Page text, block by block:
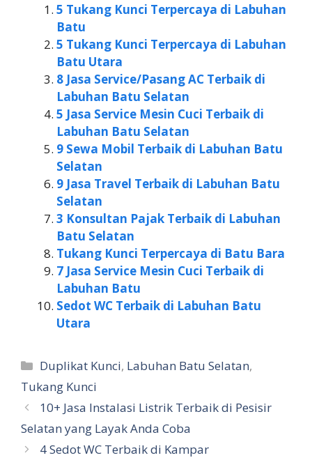
5 Tukang Kunci Terpercaya di Labuhan
Batu
5 Tukang Kunci Terpercaya di Labuhan
Batu Utara
8 Jasa Service/Pasang AC Terbaik di
Labuhan Batu Selatan
5 Jasa Service Mesin Cuci Terbaik di
Labuhan Batu Selatan
9 Sewa Mobil Terbaik di Labuhan Batu
Selatan
9 Jasa Travel Terbaik di Labuhan Batu
Selatan
3 Konsultan Pajak Terbaik di Labuhan
Batu Selatan
Tukang Kunci Terpercaya di Batu Bara
7 Jasa Service Mesin Cuci Terbaik di
Labuhan Batu
Sedot WC Terbaik di Labuhan Batu
Utara
Kategori
Duplikat Kunci, Labuhan Batu Selatan,
Tukang Kunci
10+ Jasa Instalasi Listrik Terbaik di Pesisir
Selatan yang Layak Anda Coba
4 Sedot WC Terbaik di Kampar